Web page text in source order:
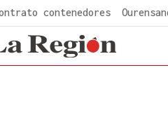
contenedores